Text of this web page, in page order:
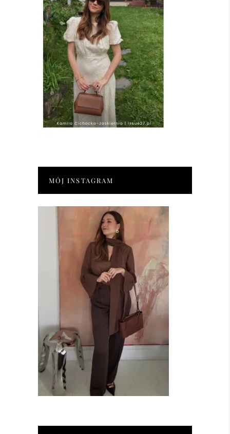
MÓJ INSTAGRAM